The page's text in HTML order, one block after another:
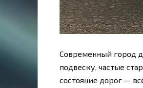
Современный город
подвеску, частые
состояние дорог —